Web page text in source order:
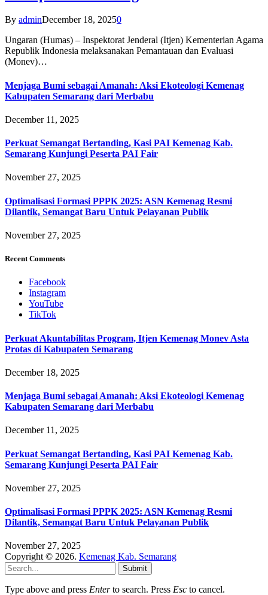
By adminDecember 18, 20250
Ungaran (Humas) – Inspektorat Jenderal (Itjen) Kementerian Agama
Republik Indonesia melaksanakan Pemantauan dan Evaluasi
(Monev)…
Menjaga Bumi sebagai Amanah: Aksi Ekoteologi Kemenag
Kabupaten Semarang dari Merbabu
December 11, 2025
Perkuat Semangat Bertanding, Kasi PAI Kemenag Kab.
Semarang Kunjungi Peserta PAI Fair
November 27, 2025
Optimalisasi Formasi PPPK 2025: ASN Kemenag Resmi
Dilantik, Semangat Baru Untuk Pelayanan Publik
November 27, 2025
Recent Comments
Facebook
Instagram
YouTube
TikTok
Perkuat Akuntabilitas Program, Itjen Kemenag Monev Asta
Protas di Kabupaten Semarang
December 18, 2025
Menjaga Bumi sebagai Amanah: Aksi Ekoteologi Kemenag
Kabupaten Semarang dari Merbabu
December 11, 2025
Perkuat Semangat Bertanding, Kasi PAI Kemenag Kab.
Semarang Kunjungi Peserta PAI Fair
November 27, 2025
Optimalisasi Formasi PPPK 2025: ASN Kemenag Resmi
Dilantik, Semangat Baru Untuk Pelayanan Publik
November 27, 2025
Copyright © 2026. Kemenag Kab. Semarang
Submit
Type above and press Enterto search. Press Esc to cancel.